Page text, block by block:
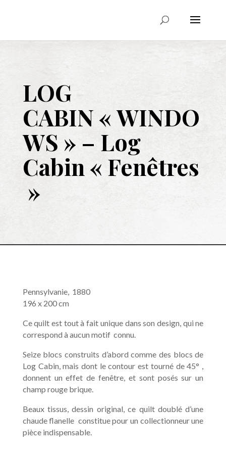
LOG
CABIN « WINDO
WS » – Log
Cabin « Fenêtres
»
Pennsylvanie, 1880
196 x 200 cm
Ce quilt est tout à fait unique dans son design, qui ne
correspond à aucun motif connu.
Seize blocs construits d’abord comme des blocs de
Log Cabin, mais dont le contour est tourné de 45° ,
donnent un effet de fenêtre, et sont posés sur un
champ rouge brique.
Beaux tissus, dessin original, ce quilt doublé d’une
chaude flanelle constitue pour un collectionneur une
pièce indispensable.